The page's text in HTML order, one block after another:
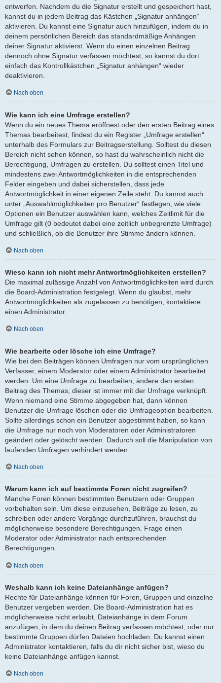
entwerfen. Nachdem du die Signatur erstellt und gespeichert hast,
kannst du in jedem Beitrag das Kästchen „Signatur anhängen“
aktivieren. Du kannst eine Signatur auch hinzufügen, indem du in
deinem persönlichen Bereich das standardmäßige Anhängen
deiner Signatur aktivierst. Wenn du einen einzelnen Beitrag
dennoch ohne Signatur verfassen möchtest, so kannst du dort
einfach das Kontrollkästchen „Signatur anhängen“ wieder
deaktivieren.
Nach oben
Wie kann ich eine Umfrage erstellen?
Wenn du ein neues Thema eröffnest oder den ersten Beitrag eines
Themas bearbeitest, findest du ein Register „Umfrage erstellen“
unterhalb des Formulars zur Beitragserstellung. Solltest du diesen
Bereich nicht sehen können, so hast du wahrscheinlich nicht die
Berechtigung, Umfragen zu erstellen. Du solltest einen Titel und
mindestens zwei Antwortmöglichkeiten in die entsprechenden
Felder eingeben und dabei sicherstellen, dass jede
Antwortmöglichkeit in einer eigenen Zeile steht. Du kannst auch
unter „Auswahlmöglichkeiten pro Benutzer“ festlegen, wie viele
Optionen ein Benutzer auswählen kann, welches Zeitlimit für die
Umfrage gilt (0 bedeutet dabei eine zeitlich unbegrenzte Umfrage)
und schließlich, ob die Benutzer ihre Stimme ändern können.
Nach oben
Wieso kann ich nicht mehr Antwortmöglichkeiten erstellen?
Die maximal zulässige Anzahl von Antwortmöglichkeiten wird durch
die Board-Administration festgelegt. Wenn du glaubst, mehr
Antwortmöglichkeiten als zugelassen zu benötigen, kontaktiere
einen Administrator.
Nach oben
Wie bearbeite oder lösche ich eine Umfrage?
Wie bei den Beiträgen können Umfragen nur vom ursprünglichen
Verfasser, einem Moderator oder einem Administrator bearbeitet
werden. Um eine Umfrage zu bearbeiten, ändere den ersten
Beitrag des Themas; dieser ist immer mit der Umfrage verknüpft.
Wenn niemand eine Stimme abgegeben hat, dann können
Benutzer die Umfrage löschen oder die Umfrageoption bearbeiten.
Sollte allerdings schon ein Benutzer abgestimmt haben, so kann
die Umfrage nur noch von Moderatoren oder Administratoren
geändert oder gelöscht werden. Dadurch soll die Manipulation von
laufenden Umfragen verhindert werden.
Nach oben
Warum kann ich auf bestimmte Foren nicht zugreifen?
Manche Foren können bestimmten Benutzern oder Gruppen
vorbehalten sein. Um diese einzusehen, Beiträge zu lesen, zu
schreiben oder andere Vorgänge durchzuführen, brauchst du
möglicherweise besondere Berechtigungen. Frage einen
Moderator oder Administrator nach entsprechenden
Berechtigungen.
Nach oben
Weshalb kann ich keine Dateianhänge anfügen?
Rechte für Dateianhänge können für Foren, Gruppen und einzelne
Benutzer vergeben werden. Die Board-Administration hat es
möglicherweise nicht erlaubt, Dateianhänge in dem Forum
anzufügen, in dem du deinen Beitrag verfassen möchtest, oder nur
bestimmte Gruppen dürfen Dateien hochladen. Du kannst einen
Administrator kontaktieren, falls du dir nicht sicher bist, wieso du
keine Dateianhänge anfügen kannst.
Nach oben